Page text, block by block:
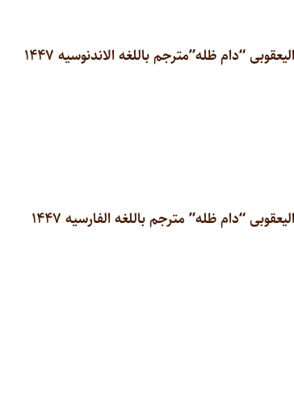
“دام ظله”مترجم باللغه الاندنوسیه ۱۴۴۷
“دام ظله” مترجم باللغه الفارسیه ۱۴۴۷